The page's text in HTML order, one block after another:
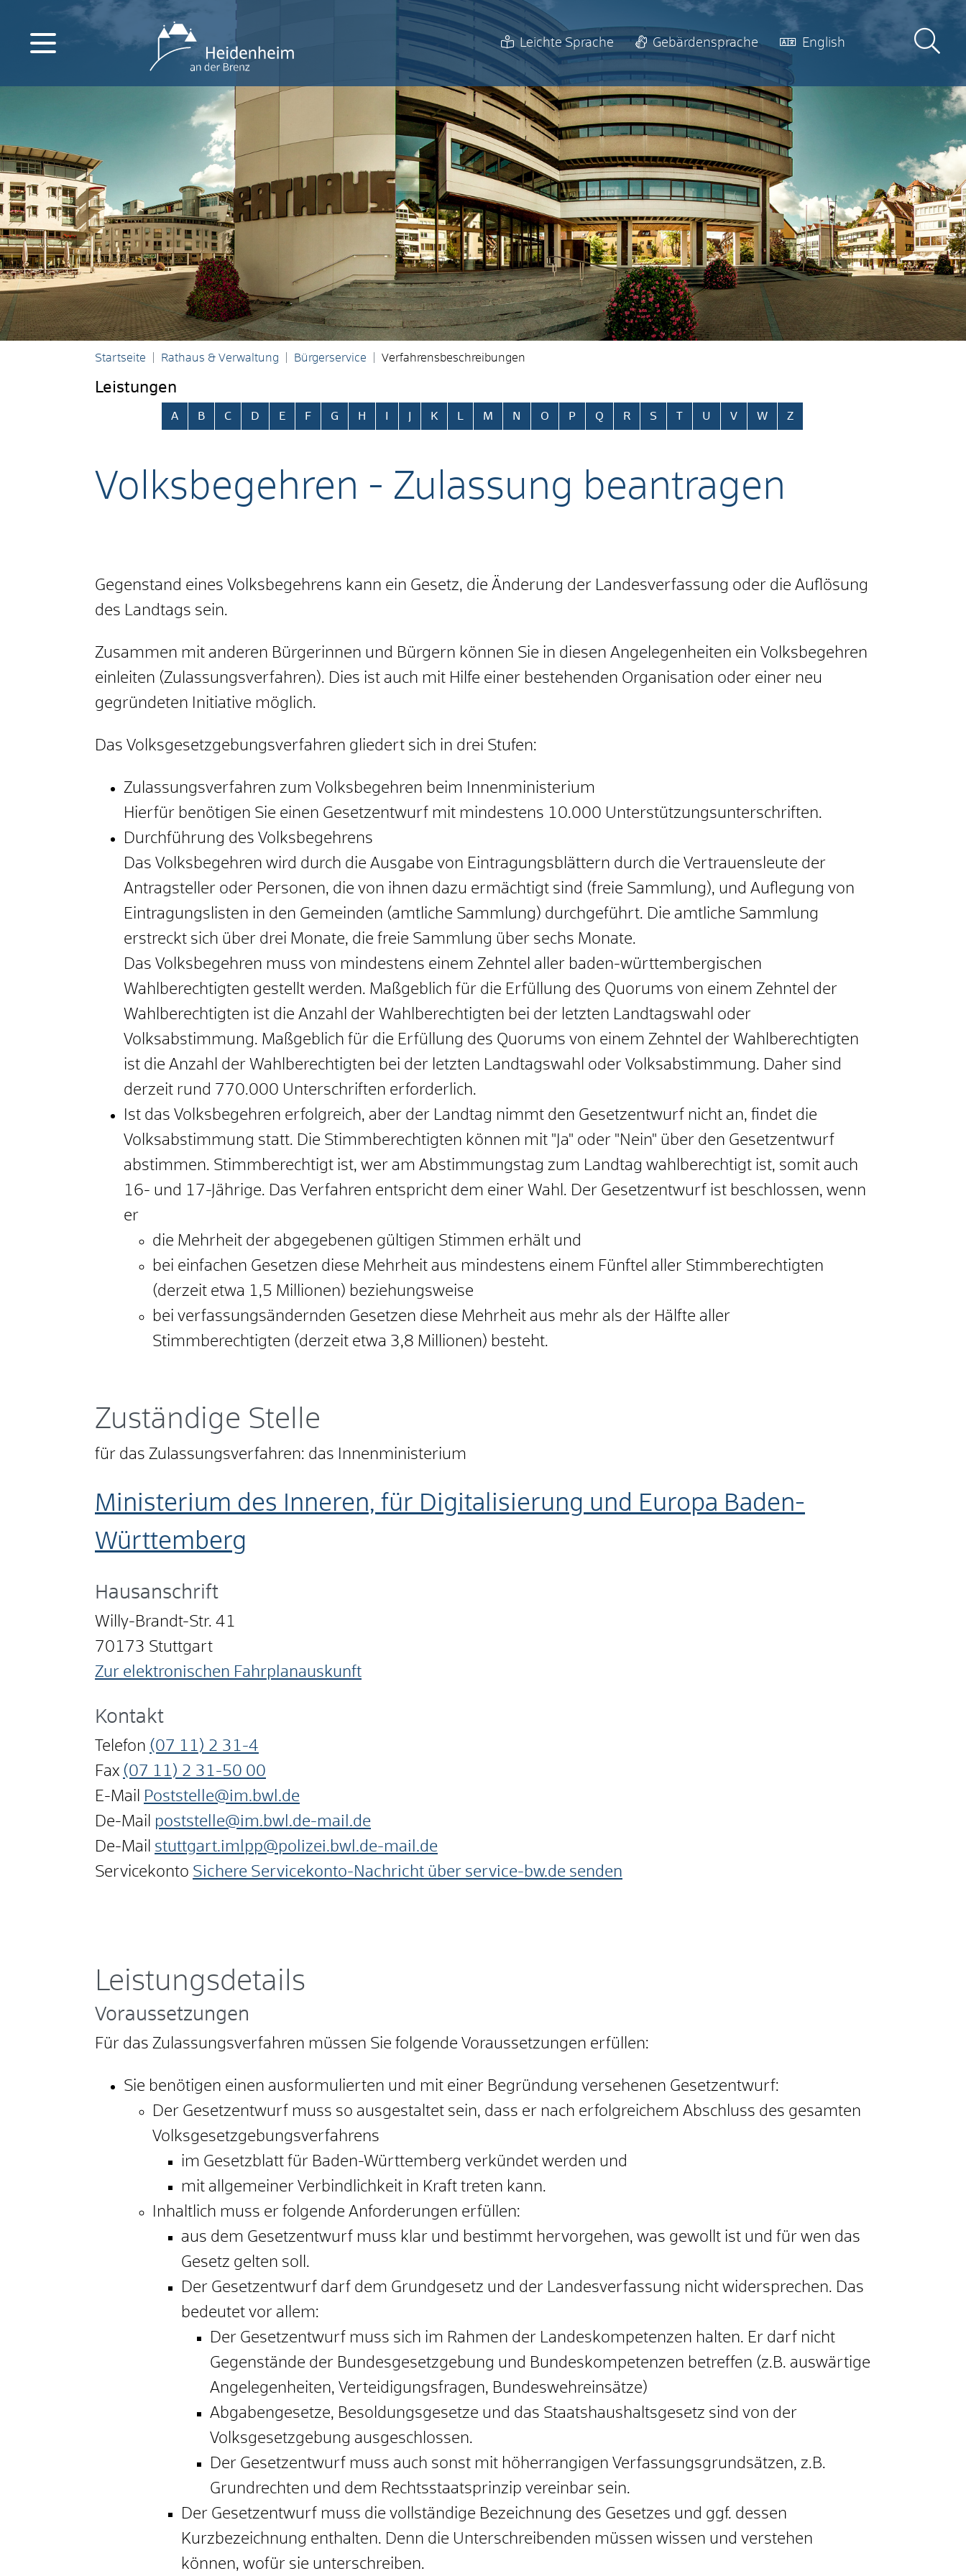
Leichte Sprache Gebärdensprache English
Startseite Rathaus & Verwaltung Bürgerservice Verfahrensbeschreibungen
Leistungen
Alphabetisches Register überspringen
A B C D E F G H K M N O P Q R S T U V W Z
Volksbegehren - Zulassung beantragen
Gegenstand eines Volksbegehrens kann ein Gesetz, die Änderung der Landesverfassung oder die Auflösung
des Landtags sein.
Zusammen mit anderen Bürgerinnen und Bürgern können Sie in diesen Angelegenheiten ein Volksbegehren
einleiten (Zulassungsverfahren). Dies ist auch mit Hilfe einer bestehenden Organisation oder einer neu
gegründeten Initiative möglich.
Das Volksgesetzgebungsverfahren gliedert sich in drei Stufen:
Zulassungsverfahren zum Volksbegehren beim Innenministerium
Hierfür benötigen Sie einen Gesetzentwurf mit mindestens 10.000 Unterstützungsunterschriften.
Durchführung des Volksbegehrens
Das Volksbegehren wird durch die Ausgabe von Eintragungsblättern durch die Vertrauensleute der
Antragsteller oder Personen, die von ihnen dazu ermächtigt sind (freie Sammlung), und Auflegung von
Eintragungslisten in den Gemeinden (amtliche Sammlung) durchgeführt. Die amtliche Sammlung
erstreckt sich über drei Monate, die freie Sammlung über sechs Monate.
Das Volksbegehren muss von mindestens einem Zehntel aller baden-württembergischen
Wahlberechtigten gestellt werden. Maßgeblich für die Erfüllung des Quorums von einem Zehntel der
Wahlberechtigten ist die Anzahl der Wahlberechtigten bei der letzten Landtagswahl oder
Volksabstimmung. Maßgeblich für die Erfüllung des Quorums von einem Zehntel der Wahlberechtigten
ist die Anzahl der Wahlberechtigten bei der letzten Landtagswahl oder Volksabstimmung. Daher sind
derzeit rund 770.000 Unterschriften erforderlich.
Ist das Volksbegehren erfolgreich, aber der Landtag nimmt den Gesetzentwurf nicht an, findet die
Volksabstimmung statt. Die Stimmberechtigten können mit "Ja" oder "Nein" über den Gesetzentwurf
abstimmen. Stimmberechtigt ist, wer am Abstimmungstag zum Landtag wahlberechtigt ist, somit auch
16- und 17-Jährige. Das Verfahren entspricht dem einer Wahl. Der Gesetzentwurf ist beschlossen, wenn
er
die Mehrheit der abgegebenen gültigen Stimmen erhält und
bei einfachen Gesetzen diese Mehrheit aus mindestens einem Fünftel aller Stimmberechtigten
(derzeit etwa 1,5 Millionen) beziehungsweise
bei verfassungsändernden Gesetzen diese Mehrheit aus mehr als der Hälfte aller
Stimmberechtigten (derzeit etwa 3,8 Millionen) besteht.
Zuständige Stelle
für das Zulassungsverfahren: das Innenministerium
Ministerium des Inneren, für Digitalisierung und Europa Baden-
Württemberg
Hausanschrift
Willy-Brandt-Str. 41
70173 Stuttgart
Zur elektronischen Fahrplanauskunft
Kontakt
Telefon (07 11) 2 31-4
Fax (07 11) 2 31-50 00
E-Mail
Poststelle@im.bwl.de
De-Mail poststelle@im.bwl.de-mail.de
De-Mail stuttgart.imlpp@polizei.bwl.de-mail.de
Servicekonto Sichere Servicekonto-Nachricht über service-bw.de senden
Leistungsdetails
Voraussetzungen
Für das Zulassungsverfahren müssen Sie folgende Voraussetzungen erfüllen:
Sie benötigen einen ausformulierten und mit einer Begründung versehenen Gesetzentwurf:
Der Gesetzentwurf muss so ausgestaltet sein, dass er nach erfolgreichem Abschluss des gesamten
Volksgesetzgebungsverfahrens
im Gesetzblatt für Baden-Württemberg verkündet werden und
mit allgemeiner Verbindlichkeit in Kraft treten kann.
Inhaltlich muss er folgende Anforderungen erfüllen:
aus dem Gesetzentwurf muss klar und bestimmt hervorgehen, was gewollt ist und für wen das
Gesetz gelten soll.
Der Gesetzentwurf darf dem Grundgesetz und der Landesverfassung nicht widersprechen. Das
bedeutet vor allem:
Der Gesetzentwurf muss sich im Rahmen der Landeskompetenzen halten. Er darf nicht
Gegenstände der Bundesgesetzgebung und Bundeskompetenzen betreffen (z.B. auswärtige
Angelegenheiten, Verteidigungsfragen, Bundeswehreinsätze)
Abgabengesetze, Besoldungsgesetze und das Staatshaushaltsgesetz sind von der
Volksgesetzgebung ausgeschlossen.
Der Gesetzentwurf muss auch sonst mit höherrangigen Verfassungsgrundsätzen, z.B.
Grundrechten und dem Rechtsstaatsprinzip vereinbar sein.
Der Gesetzentwurf muss die vollständige Bezeichnung des Gesetzes und ggf. dessen
Kurzbezeichnung enthalten. Denn die Unterschreibenden müssen wissen und verstehen
können, wofür sie unterschreiben.